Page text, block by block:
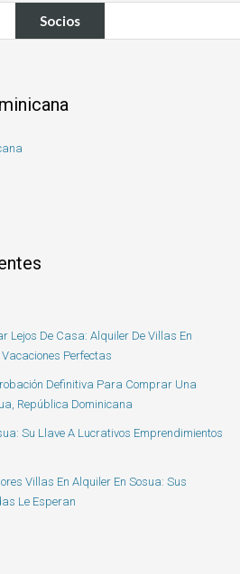
Socios
Lejos De Casa: Alquiler De Villas En
Perfectas
Definitiva Para Comprar Una
República Dominicana
Su Llave A Lucrativos Emprendimientos
Villas En Alquiler En Sosua: Sus
Le Esperan